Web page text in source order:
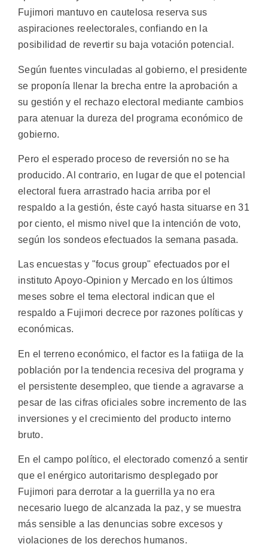
Fujimori mantuvo en cautelosa reserva sus
aspiraciones reelectorales, confiando en la
posibilidad de revertir su baja votación potencial.
Según fuentes vinculadas al gobierno, el presidente
se proponía llenar la brecha entre la aprobación a
su gestión y el rechazo electoral mediante cambios
para atenuar la dureza del programa económico de
gobierno.
Pero el esperado proceso de reversión no se ha
producido. Al contrario, en lugar de que el potencial
electoral fuera arrastrado hacia arriba por el
respaldo a la gestión, éste cayó hasta situarse en 31
por ciento, el mismo nivel que la intención de voto,
según los sondeos efectuados la semana pasada.
Las encuestas y "focus group" efectuados por el
instituto Apoyo-Opinion y Mercado en los últimos
meses sobre el tema electoral indican que el
respaldo a Fujimori decrece por razones políticas y
económicas.
En el terreno económico, el factor es la fatiiga de la
población por la tendencia recesiva del programa y
el persistente desempleo, que tiende a agravarse a
pesar de las cifras oficiales sobre incremento de las
inversiones y el crecimiento del producto interno
bruto.
En el campo político, el electorado comenzó a sentir
que el enérgico autoritarismo desplegado por
Fujimori para derrotar a la guerrilla ya no era
necesario luego de alcanzada la paz, y se muestra
más sensible a las denuncias sobre excesos y
violaciones de los derechos humanos.